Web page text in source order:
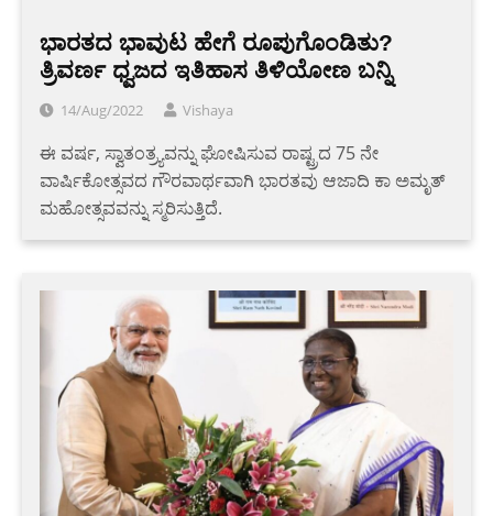
ಭಾರತದ ಭಾವುಟ ಹೇಗೆ ರೂಪುಗೊಂಡಿತು?
ತ್ರಿವರ್ಣ ಧ್ವಜದ ಇತಿಹಾಸ ತಿಳಿಯೋಣ ಬನ್ನಿ
14/Aug/2022 Vishaya
ಈ ವರ್ಷ, ಸ್ವಾತಂತ್ರ್ಯವನ್ನು ಘೋಷಿಸುವ ರಾಷ್ಟ್ರದ 75 ನೇ
ವಾರ್ಷಿಕೋತ್ಸವದ ಗೌರವಾರ್ಥವಾಗಿ ಭಾರತವು ಆಜಾದಿ ಕಾ ಅಮೃತ್
ಮಹೋತ್ಸವವನ್ನು ಸ್ಮರಿಸುತ್ತಿದೆ.